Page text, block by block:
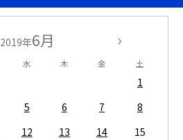
2019年6月
水 木 金 土
1
5 6 7
8
12 13 14
15